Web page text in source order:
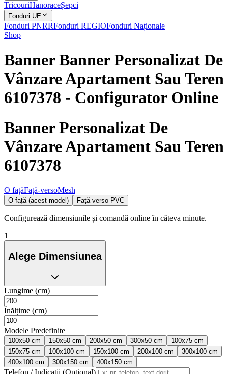
TricouriHanoraceȘepci
Fonduri UE
Fonduri PNRRFonduri REGIOFonduri Naționale
Shop
Banner Banner Personalizat De
Vânzare Apartament Sau Teren
6107378 - Configurator Online
Banner Personalizat De
Vânzare Apartament Sau Teren
6107378
O fațăFață-versoMesh
O față (acest model) Față-verso PVC
Configurează dimensiunile și comandă online în câteva minute.
1
Alege Dimensiunea
Lungime (cm)
Înălțime (cm)
Modele Predefinite
100x50 cm 150x50 cm 200x50 cm 300x50 cm
100x75 cm
150x75 cm
100x100 cm 150x100 cm 200x100 cm
300x100 cm
400x100 cm
300x150 cm 400x150 cm
Telefon / Indicații (Opțional)